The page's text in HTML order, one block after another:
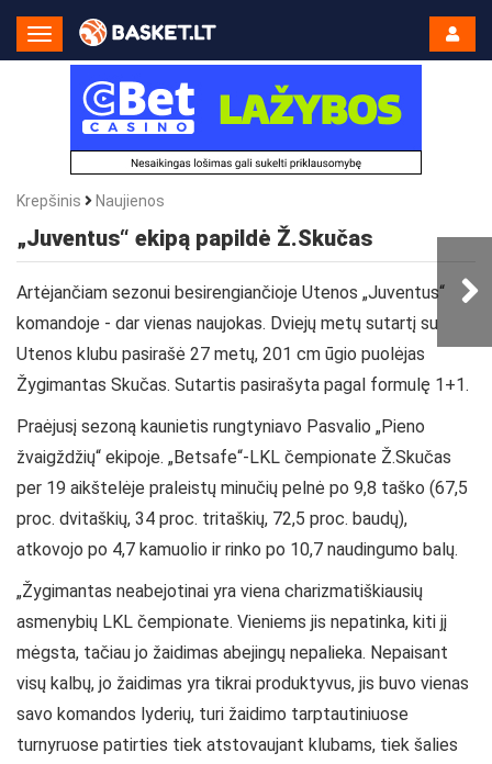
Toggle
Navigation
Krepšinis Naujienos
„Juventus“ ekipą papildė Ž.Skučas
Artėjančiam sezonui besirengiančioje Utenos „Juventus“
komandoje - dar vienas naujokas. Dviejų metų sutartį su
Utenos klubu pasirašė 27 metų, 201 cm ūgio puolėjas
Žygimantas Skučas. Sutartis pasirašyta pagal formulę 1+1.
Praėjusį sezoną kaunietis rungtyniavo Pasvalio „Pieno
žvaigždžių“ ekipoje. „Betsafe“-LKL čempionate Ž.Skučas
per 19 aikštelėje praleistų minučių pelnė po 9,8 taško (67,5
proc. dvitaškių, 34 proc. tritaškių, 72,5 proc. baudų),
atkovojo po 4,7 kamuolio ir rinko po 10,7 naudingumo balų.
„Žygimantas neabejotinai yra viena charizmatiškiausių
asmenybių LKL čempionate. Vieniems jis nepatinka, kiti jį
mėgsta, tačiau jo žaidimas abejingų nepalieka. Nepaisant
visų kalbų, jo žaidimas yra tikrai produktyvus, jis buvo vienas
savo komandos lyderių, turi žaidimo tarptautiniuose
turnyruose patirties tiek atstovaujant klubams, tiek šalies